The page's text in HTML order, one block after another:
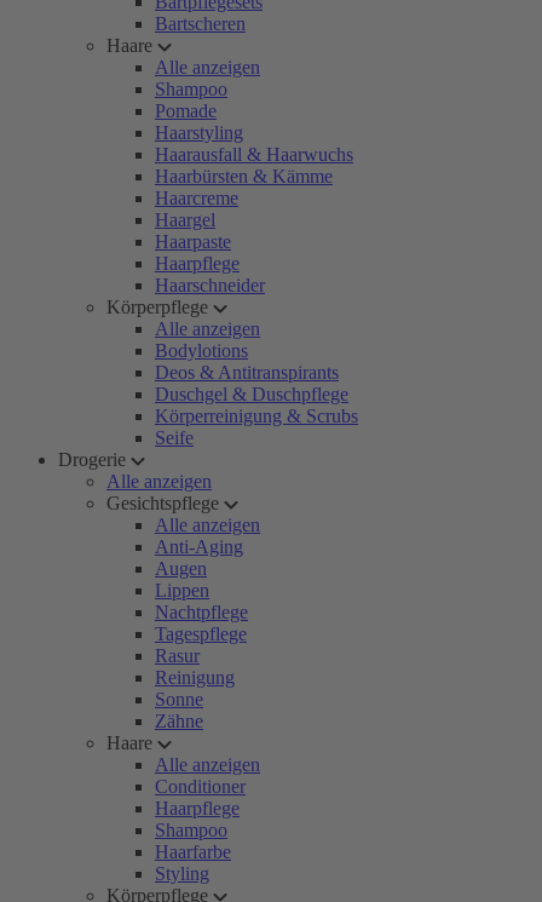
Bartscheren
Haare
Alle anzeigen
Shampoo
Pomade
Haarstyling
Haarausfall & Haarwuchs
Haarbürsten & Kämme
Haarcreme
Haargel
Haarpaste
Haarpflege
Haarschneider
Körperpflege
Alle anzeigen
Bodylotions
Deos & Antitranspirants
Duschgel & Duschpflege
Körperreinigung & Scrubs
Seife
Drogerie
Alle anzeigen
Gesichtspflege
Alle anzeigen
Anti-Aging
Augen
Lippen
Nachtpflege
Tagespflege
Rasur
Reinigung
Sonne
Zähne
Haare
Alle anzeigen
Conditioner
Haarpflege
Shampoo
Haarfarbe
Styling
Körperpflege